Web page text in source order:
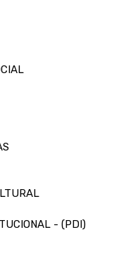
- (PDI)